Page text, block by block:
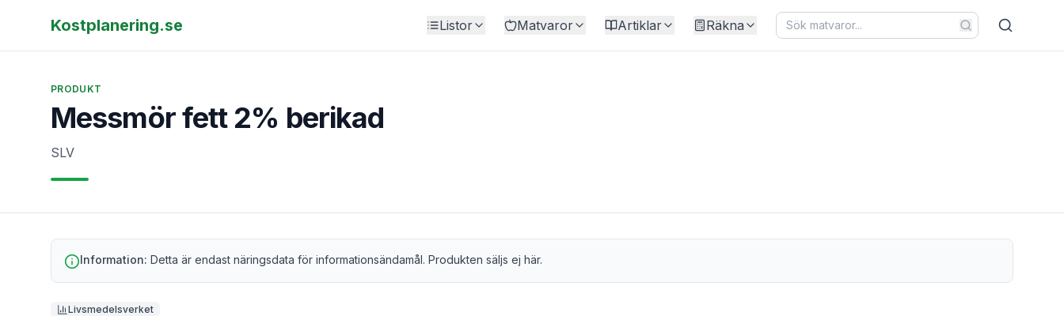
Kostplanering.se Listor Matvaror Artiklar Räkna
PRODUKT
Messmör fett 2% berikad
SLV
Information: Detta är endast näringsdata för informationsändamål. Produkten säljs ej här.
Livsmedelsverket